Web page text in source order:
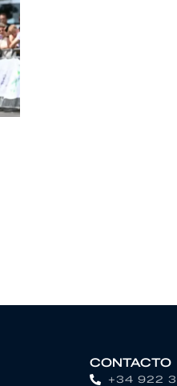
CONTACTO
+34 922